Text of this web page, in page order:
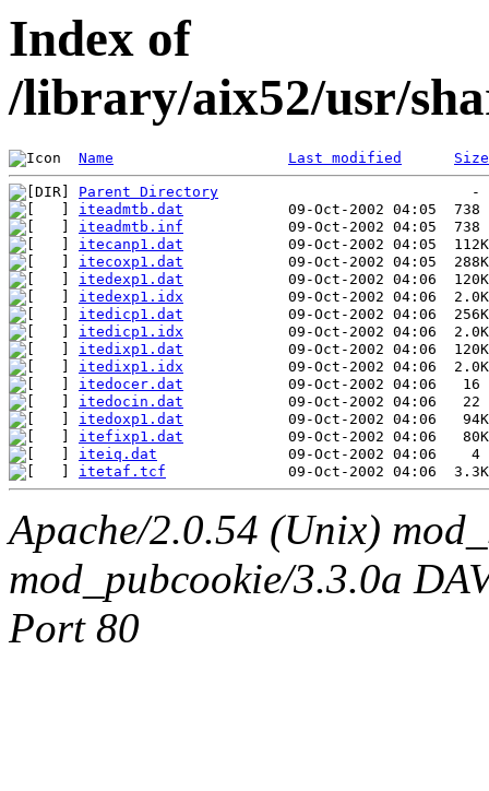
Index of
/library/aix52/usr/
Name Last modified Size
Parent Directory
iteadmtb.dat
iteadmtb.inf
itecanp1.dat
itecoxp1.dat
itedexp1.dat
itedexp1.idx
itedicp1.dat
itedicp1.idx
itedixp1.dat
itedixp1.idx
itedocer.dat
itedocin.dat
itedoxp1.dat
itefixp1.dat
iteiq.dat
itetaf.tcf
Apache/2.0.54 (Unix)
mod_pubcookie/3.3.0a
Port 80